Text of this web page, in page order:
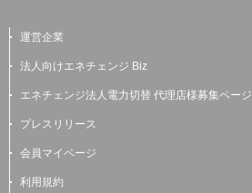
運営企業
法人向けエネチェンジ Biz
エネチェンジ法人電力切替 代理店様募集ページ
プレスリリース
会員マイページ
利用規約